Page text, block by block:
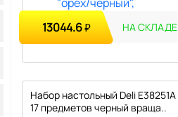
13044.6₽ НА СКЛАДЕ
Набор настольный Deli E38251A
17 предметов черный враща..